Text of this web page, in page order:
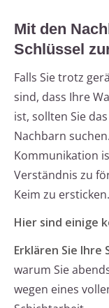
Mit den
Schlüssel
Falls Sie trotz
sind, dass Ihre
ist, sollten Sie
Nachbarn
Kommunikation
Verständnis zu
Keim zu ersticken.
Hier sind einige
Erklären Sie Ihre
warum Sie
wegen eines